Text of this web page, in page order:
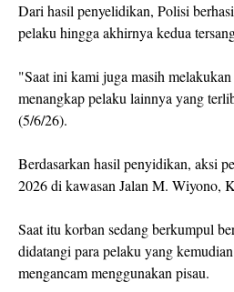
Dari hasil penyelidikan, Polisi
pelaku hingga akhirnya kedua
"Saat ini kami juga masih
menangkap pelaku lainnya yang
(5/6/26).
Berdasarkan hasil penyidikan, aksi
2026 di kawasan Jalan M. Wiyono,
Saat itu korban sedang berkumpul
didatangi para pelaku yang
mengancam menggunakan pisau.